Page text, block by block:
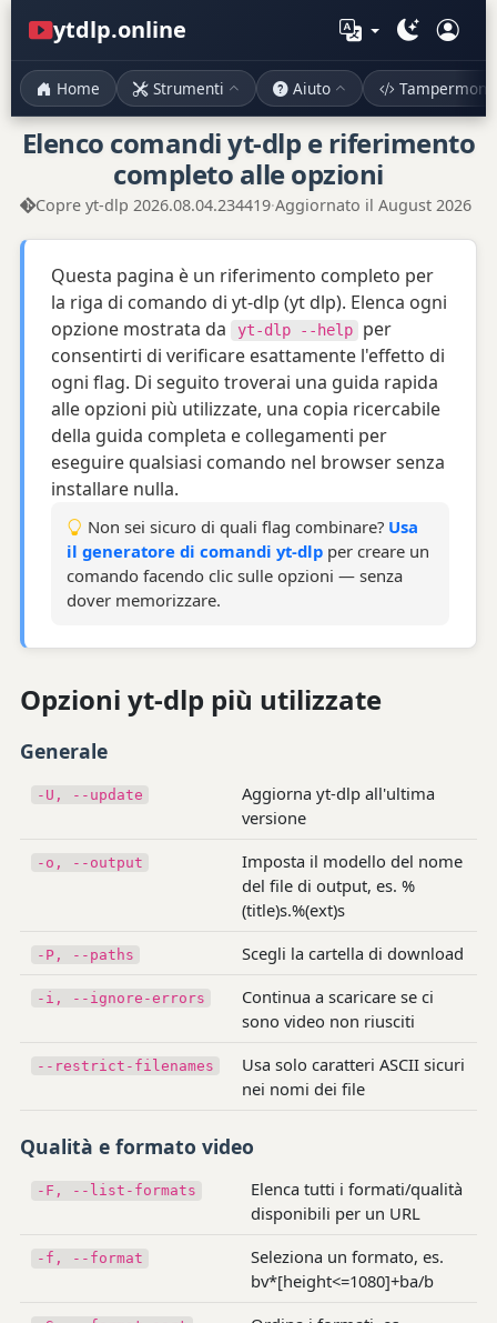
ytdlp.online
Home Strumenti Aiuto
Elenco comandi yt-dlp e riferimento
completo alle opzioni
Copre yt-dlp 2026.08.04.234419·Aggiornato il August 2026
Questa pagina è un riferimento completo per
la riga di comando di yt-dlp (yt dlp). Elenca ogni
opzione mostrata da
yt-dlp --help
per
consentirti di verificare esattamente l'effetto di
ogni flag. Di seguito troverai una guida rapida
alle opzioni più utilizzate, una copia ricercabile
della guida completa e collegamenti per
eseguire qualsiasi comando nel browser senza
installare nulla.
Non sei sicuro di quali flag combinare? Usa
il generatore di comandi yt-dlp per creare un
comando facendo clic sulle opzioni — senza
dover memorizzare.
Opzioni yt-dlp più utilizzate
Generale
-U, --update
Aggiorna yt-dlp all'ultima
versione
-o, --output
Imposta il modello del nome
del file di output, es. %
(title)s.%(ext)s
-P, --paths Scegli la cartella di download
-i, --ignore-errors
Continua a scaricare se ci
sono video non riusciti
--restrict-filenames
Usa solo caratteri ASCII sicuri
nei nomi dei file
Qualità e formato video
-F, --list-formats
Elenca tutti i formati/qualità
disponibili per un URL
-f, --format
Seleziona un formato, es.
bv*[height<=1080]+ba/b